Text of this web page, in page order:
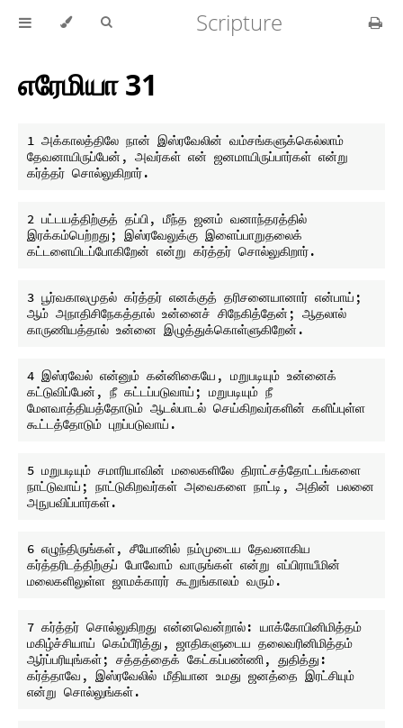
Scripture
எரேமியா 31
1 அக்காலத்திலே நான் இஸ்ரவேலின் வம்சங்களுக்கெல்லாம்
தேவனாயிருப்பேன், அவர்கள் என் ஜனமாயிருப்பார்கள் என்று
2 பட்டயத்திற்குத் தப்பி, மீந்த ஜனம் வனாந்தரத்தில்
இரக்கம்பெற்றது; இஸ்ரவேலுக்கு இளைப்பாறுதலைக்
3 பூர்வகாலமுதல் கர்த்தர் எனக்குத் தரிசனையானார் என்பாய்;
ஆம் அநாதிசிநேகத்தால் உன்னைச் சிநேகித்தேன்; ஆதலால்
4 இஸ்ரவேல் என்னும் கன்னிகையே, மறுபடியும் உன்னைக்
கட்டுவிப்பேன், நீ கட்டப்படுவாய்; மறுபடியும் நீ
மேளவாத்தியத்தோடும் ஆடல்பாடல் செய்கிறவர்களின் களிப்புள்ள
5 மறுபடியும் சமாரியாவின் மலைகளிலே திராட்சத்தோட்டங்களை
நாட்டுவாய்; நாட்டுகிறவர்கள் அவைகளை நாட்டி, அதின் பலனை
6 எழுந்திருங்கள், சீயோனில் நம்முடைய தேவனாகிய
கர்த்தரிடத்திற்குப் போவோம் வாருங்கள் என்று எப்பிராயீமின்
7 கர்த்தர் சொல்லுகிறது என்னவென்றால்: யாக்கோபினிமித்தம்
மகிழ்ச்சியாய் கெம்பீரித்து, ஜாதிகளுடைய தலைவரினிமித்தம்
ஆர்ப்பரியுங்கள்; சத்தத்தைக் கேட்கப்பண்ணி, துதித்து:
கர்த்தாவே, இஸ்ரவேலில் மீதியான உமது ஜனத்தை இரட்சியும்